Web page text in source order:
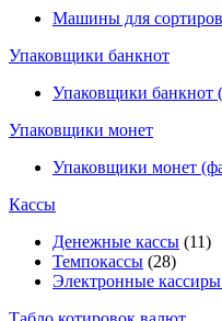
Машины для
Упаковщики банкнот
Упаковщики банкнот
Упаковщики монет
Упаковщики монет
Кассы
Денежные кассы (11)
Темпокассы (28)
Электронные кассиры